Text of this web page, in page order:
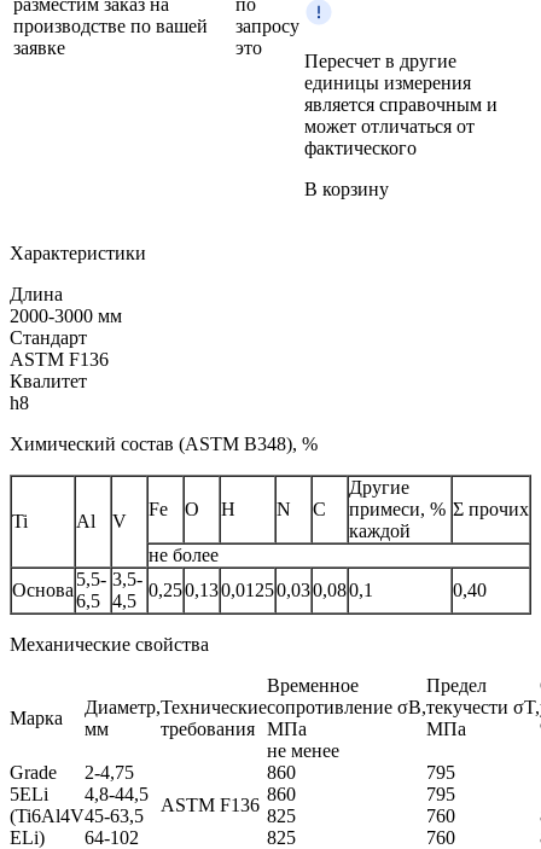
производстве по вашей
заявке
запросу
это
Пересчет в другие
единицы измерения
является справочным и
может отличаться от
фактического
В корзину
Характеристики
Длина
2000-3000 мм
Стандарт
ASTM F136
Квалитет
h8
Химический состав (ASTM B348), %
Ti Al V
Fe O H N C
Другие
примеси, %
каждой
Σ прочих
не более
Основа
5,5-
6,5
3,5-
4,5
0,250,130,01250,030,080,1 0,40
Механические свойства
Марка
Диаметр,
мм
Технические
требования
Временное
сопротивление σB,
МПа
Предел
текучести σT,
МПа
не менее
Grade
5ELi
(Ti6Al4V
ELi)
2-4,75
ASTM F136
860 795
4,8-44,5
860 795
45-63,5
825 760
64-102
825 760